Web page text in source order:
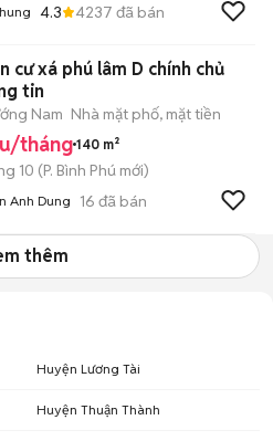
4.3 4237 đã bán
cư xá phú lâm D chính chủ
tin
Nam Nhà mặt phố, mặt tiền
tháng140 m²
10 (P. Bình Phú mới)
Anh Dung 16 đã bán
thêm
Huyện Lương Tài
Huyện Thuận Thành